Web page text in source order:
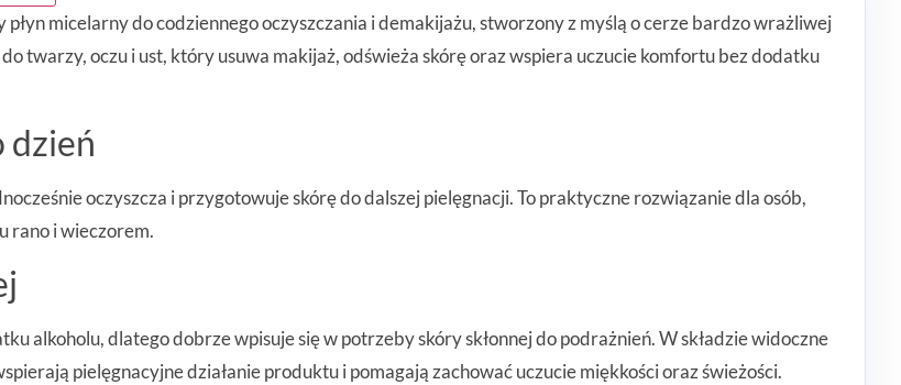
micelarny do codziennego oczyszczania i demakijażu, stworzony z myślą o cerze bardzo wrażliwej
twarzy, oczu i ust, który usuwa makijaż, odświeża skórę oraz wspiera uczucie komfortu bez dodatku
dzień
oczyszcza i przygotowuje skórę do dalszej pielęgnacji. To praktyczne rozwiązanie dla osób,
rano i wieczorem.
alkoholu, dlatego dobrze wpisuje się w potrzeby skóry skłonnej do podrażnień. W składzie widoczne
pielęgnacyjne działanie produktu i pomagają zachować uczucie miękkości oraz świeżości.